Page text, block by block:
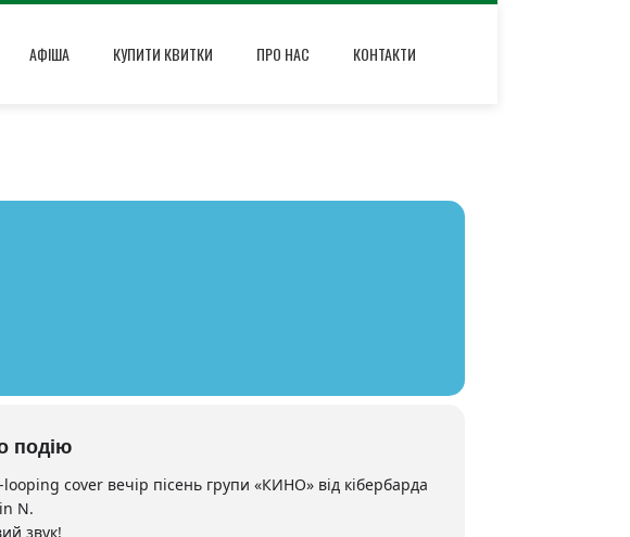
АФІША КУПИТИ КВИТКИ ПРО НАС КОНТАКТИ
подію
looping cover вечір пісень групи «КИНО» від кібербарда
N.
звук!